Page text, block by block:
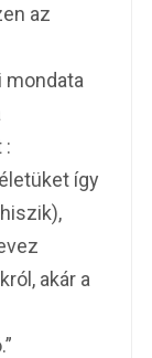
az
mondata
:
így
akár a